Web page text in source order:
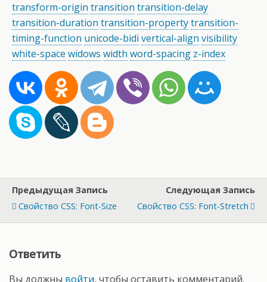
transform-origin transition transition-delay
transition-duration transition-propertytransition-
timing-function unicode-bidi vertical-align visibility
white-space widows width word-spacing z-index
Предыдущая Запись
Свойство CSS: Font-Size
Следующая Запись
Свойство CSS: Font-Stretch
Ответить
Вы должны войти, чтобы оставить комментарий.